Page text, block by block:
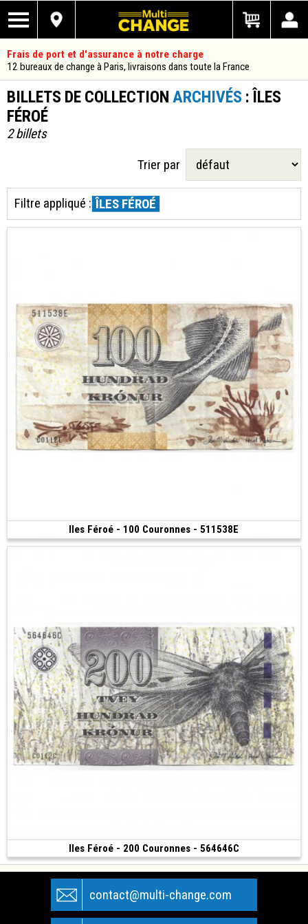
Frais de port et d'assurance à notre charge
12 bureaux de change à Paris, livraisons dans toute la France
BILLETS DE COLLECTION ARCHIVÉS : ÎLES
FÉROÉ
2 billets
Trier par
Filtre appliqué : ÎLES FÉROÉ
Iles Féroé - 100 Couronnes - 511538E
Iles Féroé - 200 Couronnes - 564646C
contact@multi-change.com